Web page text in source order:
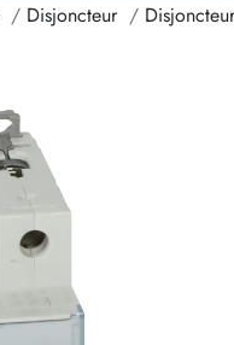
Disjoncteur